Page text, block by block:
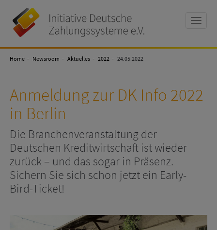
Toggle
Deutsche
Zahlungssysteme
Home Newsroom Aktuelles 2022 24.05.2022
Anmeldung zur DK Info 2022
in Berlin
Die Branchenveranstaltung der
Deutschen Kreditwirtschaft ist wieder
zurück – und das sogar in Präsenz.
Sichern Sie sich schon jetzt ein Early-
Bird-Ticket!